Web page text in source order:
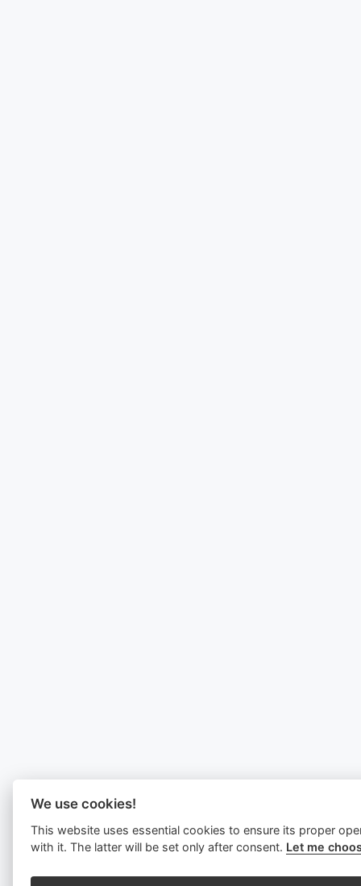
We use cookies!
This website uses essential cookies to ensure its proper
with it. The latter will be set only after consent. Let me